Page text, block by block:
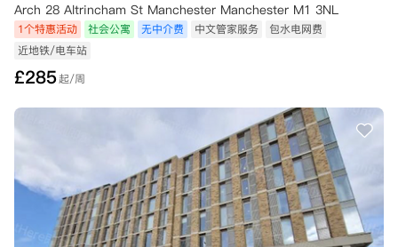
Arch 28 Altrincham St Manchester Manchester M1 3NL
1个特惠活动 社会公寓 无中介费 中文管家服务
包水电网费
近地铁/电车站
£285起/周